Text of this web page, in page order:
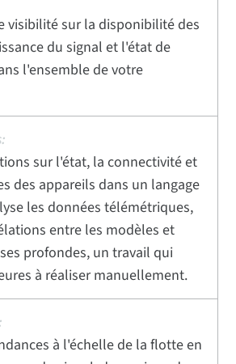
visibilité sur la disponibilité des
du signal et l'état de
l'ensemble de votre
sur l'état, la connectivité et
des appareils dans un langage
les données télémétriques,
entre les modèles et
profondes, un travail qui
à réaliser manuellement.
à l'échelle de la flotte en